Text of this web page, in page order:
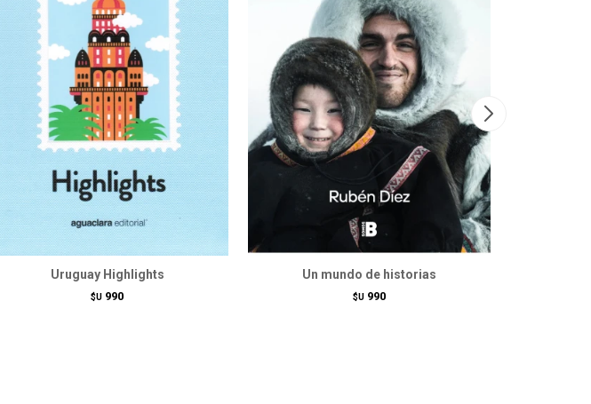
Uruguay Highlights
$U 990
Un mundo de historias
$U 990